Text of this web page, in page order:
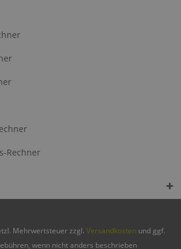
Rechner
Mehrwertsteuer zzgl. Versandkosten und ggf.
wenn nicht anders beschrieben